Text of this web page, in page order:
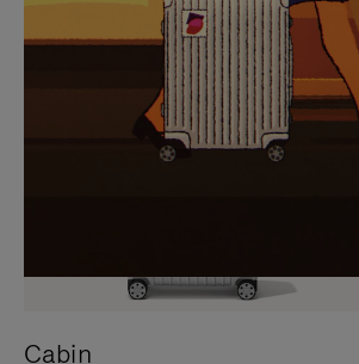
ATIVÁ-
LO
Cabin